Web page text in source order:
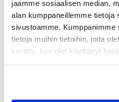
jaamme sosiaalisen median,
alan kumppaneillemme tietoja
sivustoamme. Kumppanimme
tietoja muihin tietoihin, joita
kerätty, kun olet käyttänyt
2 x alkupala, 2 x
x pääruoan
41 € /